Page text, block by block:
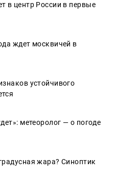
в центр России в первые
ждет москвичей в
устойчивого
метеоролог — о погоде
жара? Синоптик